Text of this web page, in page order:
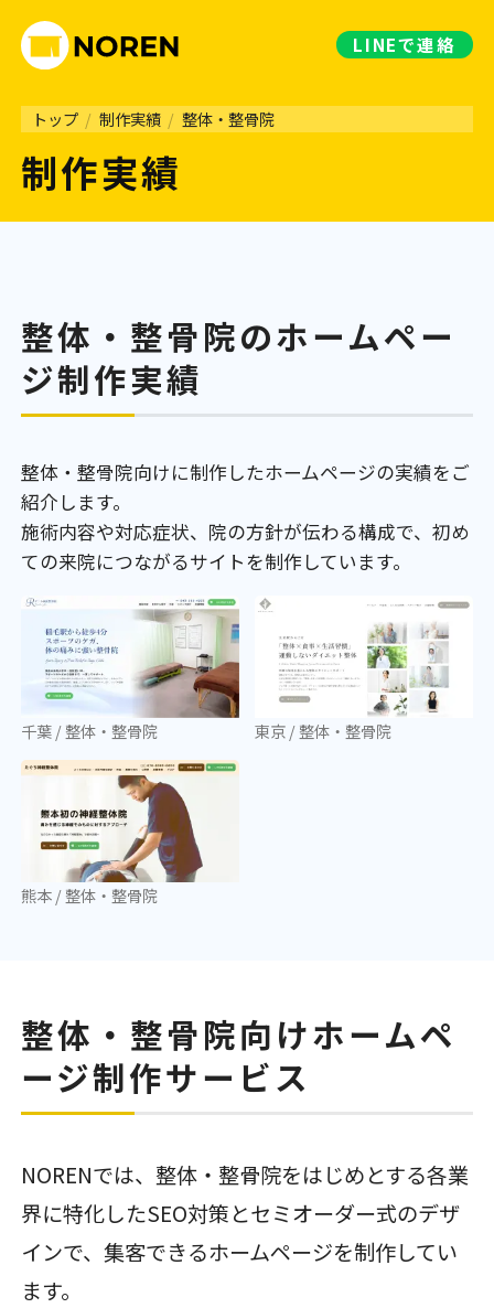
LINEで連絡
トップ / 制作実績 / 整体・整骨院
制作実績
整体・整骨院のホームペー
ジ制作実績
整体・整骨院向けに制作したホームページの実績をご
紹介します。
施術内容や対応症状、院の方針が伝わる構成で、初め
ての来院につながるサイトを制作しています。
千葉/整体・整骨院 東京/整体・整骨院
熊本/整体・整骨院
整体・整骨院向けホームペ
ージ制作サービス
NORENでは、整体・整骨院をはじめとする各業
界に特化したSEO対策とセミオーダー式のデザ
インで、集客できるホームページを制作してい
ます。